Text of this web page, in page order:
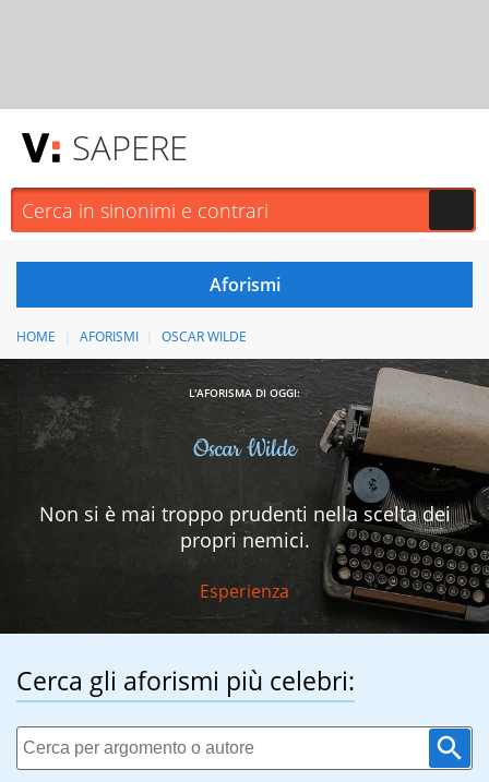
SAPERE
HOME AFORISMI OSCAR WILDE
L'AFORISMA DI OGGI:
Oscar Wilde
Non si è mai troppo prudenti nella scelta dei
propri nemici.
Esperienza
Cerca gli aforismi più celebri: